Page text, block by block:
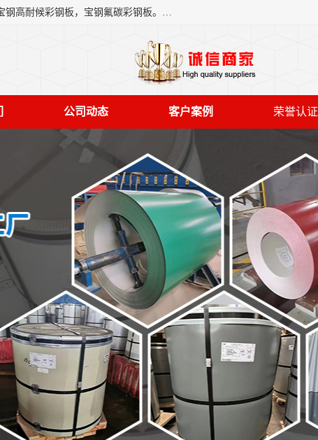
上海轩本实业有限公司主营产品：宝钢彩钢板、宝钢彩钢卷、宝钢彩涂板、宝钢彩涂卷、宝钢高耐候彩钢板，宝钢氟碳彩钢板。是一家集钢铁贸易，物流、加工为一体的产业全配套公司。
公司动态 客户案例 荣誉认证